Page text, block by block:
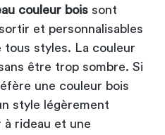
couleur bois sont
et personnalisables
tous styles. La couleur
être trop sombre. Si
une couleur bois
style légèrement
à rideau et une